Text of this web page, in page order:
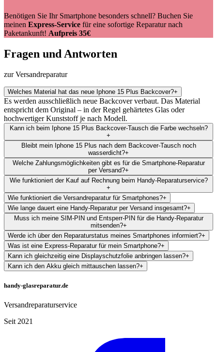
Benötigen Sie Ihr Smartphone besonders schnell? Buchen Sie
meinen Express-Service für eine sofortige Reparatur nach
Paketankunft! Aufpreis 35€
Fragen und Antworten
zur Versandreparatur
Welches Material hat das neue Iphone 15 Plus Backcover?+
Es werden ausschließlich neue Backcover verbaut. Das Material
entspricht dem Original – in der Regel gehärtetes Glas oder
hochwertiger Kunststoff je nach Modell.
Kann ich beim Iphone 15 Plus Backcover-Tausch die Farbe wechseln?
+
Bleibt mein Iphone 15 Plus nach dem Backcover-Tausch noch
wasserdicht?+
Welche Zahlungsmöglichkeiten gibt es für die Smartphone-Reparatur
per Versand?+
Wie funktioniert der Kauf auf Rechnung beim Handy-Reparaturservice?
+
Wie funktioniert die Versandreparatur für Smartphones?+
Wie lange dauert eine Handy-Reparatur per Versand insgesamt?+
Muss ich meine SIM-PIN und Entsperr-PIN für die Handy-Reparatur
mitsenden?+
Werde ich über den Reparaturstatus meines Smartphones informiert?+
Was ist eine Express-Reparatur für mein Smartphone?+
Kann ich gleichzeitig eine Displayschutzfolie anbringen lassen?+
Kann ich den Akku gleich mittauschen lassen?+
handy-glasreparatur.de
Versandreparaturservice
Seit 2021